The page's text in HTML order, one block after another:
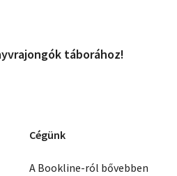
táborához!
Cégünk
A Bookline-ról bővebben